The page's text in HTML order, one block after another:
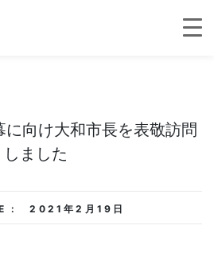
向け大和市長を表敬訪問
しました
: 2021年2月19日